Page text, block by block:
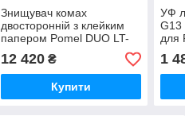
Знищувач комах
двосторонній з клейким
папером Pomel DUO LT-
30 до 80 кв. м.
12 420₴
Купити
УФ
G13
для
1